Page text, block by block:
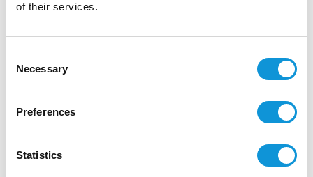
of their services.
Selection
Necessary
Preferences
Statistics